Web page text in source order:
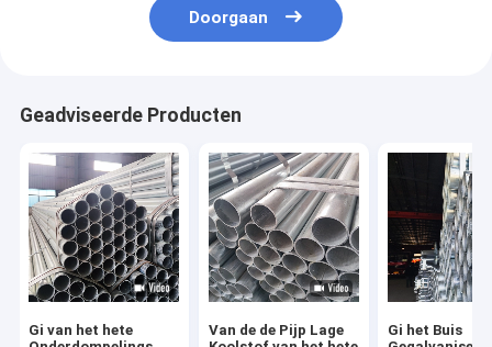
Doorgaan
Geadviseerde Producten
Gi van het hete
Van de de Pijp Lage
Gi het Buis